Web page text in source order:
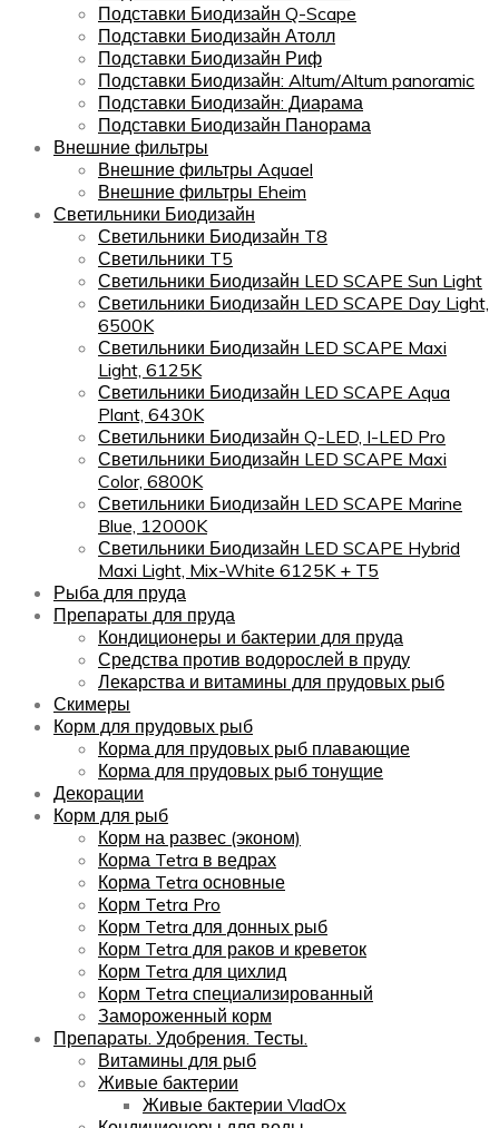
Подставки Биодизайн Q-Scape
Подставки Биодизайн Атолл
Подставки Биодизайн Риф
Подставки Биодизайн: Altum/Altum panoramic
Подставки Биодизайн: Диарама
Подставки Биодизайн Панорама
Внешние фильтры
Внешние фильтры Aquael
Внешние фильтры Eheim
Светильники Биодизайн
Светильники Биодизайн T8
Светильники T5
Светильники Биодизайн LED SCAPE Sun Light
Светильники Биодизайн LED SCAPE Day Light,
6500K
Светильники Биодизайн LED SCAPE Maxi
Light, 6125K
Светильники Биодизайн LED SCAPE Aqua
Plant, 6430K
Светильники Биодизайн Q-LED, I-LED Pro
Светильники Биодизайн LED SCAPE Maxi
Color, 6800K
Светильники Биодизайн LED SCAPE Marine
Blue, 12000K
Светильники Биодизайн LED SCAPE Hybrid
Maxi Light, Mix-White 6125K + T5
Рыба для пруда
Препараты для пруда
Кондиционеры и бактерии для пруда
Средства против водорослей в пруду
Лекарства и витамины для прудовых рыб
Скимеры
Корм для прудовых рыб
Корма для прудовых рыб плавающие
Корма для прудовых рыб тонущие
Декорации
Корм для рыб
Корм на развес (эконом)
Корма Tetra в ведрах
Корма Tetra основные
Корм Tetra Pro
Корм Tetra для донных рыб
Корм Tetra для раков и креветок
Корм Tetra для цихлид
Корм Tetra специализированный
Замороженный корм
Препараты. Удобрения. Тесты.
Витамины для рыб
Живые бактерии
Живые бактерии VladOx